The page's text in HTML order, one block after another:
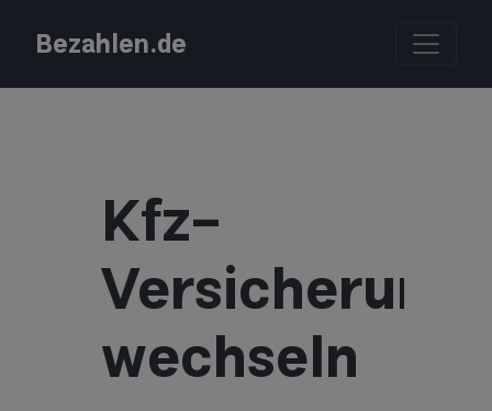
Bezahlen.de
Kfz-
Versicherung
wechseln